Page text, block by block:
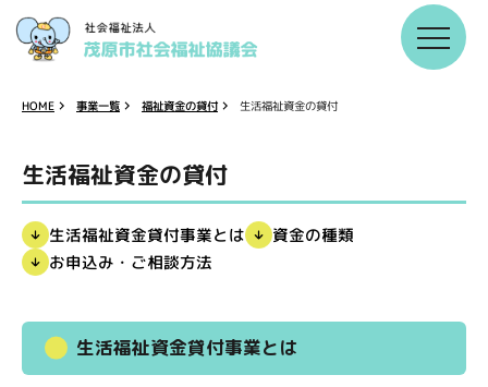
HOME 事業一覧 福祉資金の貸付 生活福祉資金の貸付
生活福祉資金の貸付
生活福祉資金貸付事業とは 資金の種類
お申込み・ご相談方法
生活福祉資金貸付事業とは